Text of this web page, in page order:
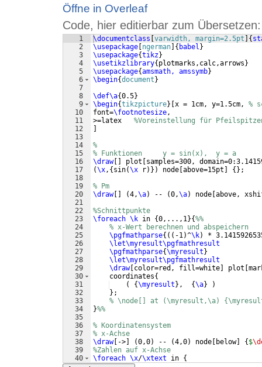
Öffne in Overleaf
Code, hier editierbar zum Übersetzen:
1
2
3
4
5
6
7
8
9
10
11
12
13
14
15
16
17
18
19
20
21
22
23
24
25
26
27
28
29
30
31
32
33
34
35
36
37
38
39
40
\documentclass varwidth, margin=2.5pt {
\usepackage ngerman { babel }
\usepackage{tikz}
\usetikzlibrary{ plotmarks,calc,arrows }
\usepackage{amsmath, amssymb}
\begin{document }
\def\a{0.5}
\begin{tikzpicture} x = 1cm, y=1.5cm, %
font=\footnotesize,
>=latex %Voreinstellung für
%
% Funktionen     y = sin(x),  y = a
\draw[ plot
samples=300,
(\x, { sin(\x r)}) node above=15pt { } ;
% Pm
\draw[ (4,\a) -- (0,\a) node above,
%Schnittpunkte
\foreach \k in {0,...,1}{%%
% x-Wert berechnen und abspeichern
\pgfmathparse{(( -1)^\k)
*
\let\myresult\pgfmathresult
\pgfmathparse{\myresult }
\let\myresult\pgfmathresult
\draw[ color=red, fill=white plot
    coordinates
{
(
{\myresult } , {\a}
)
} ;
% \node[] at (\myresult,\a)
}%%
% Koordinatensystem
% x-Achse
\draw[ -> (0,0) -- (4,0) node below] { $
%Zahlen auf x-Achse
\foreach \x/\xtext in {